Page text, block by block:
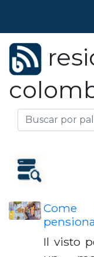
Come
Il visto